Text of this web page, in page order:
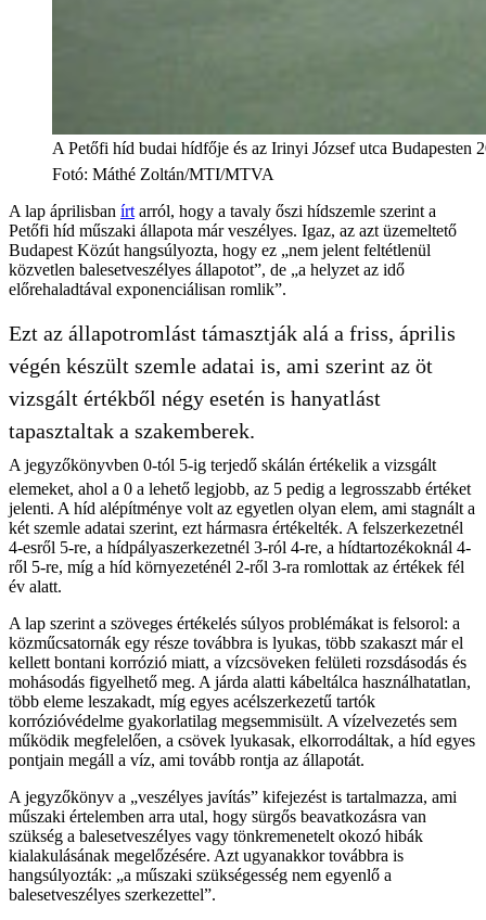
A Petőfi híd budai hídfője és az Irinyi József utca Budapesten
Fotó: Máthé Zoltán/MTI/MTVA
A lap áprilisban írt arról, hogy a tavaly őszi hídszemle szerint a
Petőfi híd műszaki állapota már veszélyes. Igaz, az azt üzemeltető
Budapest Közút hangsúlyozta, hogy ez „nem jelent feltétlenül
közvetlen balesetveszélyes állapotot”, de „a helyzet az idő
előrehaladtával exponenciálisan romlik”.
Ezt az állapotromlást támasztják alá a friss, április
végén készült szemle adatai is, ami szerint az öt
vizsgált értékből négy esetén is hanyatlást
tapasztaltak a szakemberek.
A jegyzőkönyvben 0-tól 5-ig terjedő skálán értékelik a vizsgált
elemeket, ahol a 0 a lehető legjobb, az 5 pedig a legrosszabb értéket
jelenti. A híd alépítménye volt az egyetlen olyan elem, ami stagnált a
két szemle adatai szerint, ezt hármasra értékelték. A felszerkezetnél
4-esről 5-re, a hídpályaszerkezetnél 3-ról 4-re, a hídtartozékoknál 4-
ről 5-re, míg a híd környezeténél 2-ről 3-ra romlottak az értékek fél
év alatt.
A lap szerint a szöveges értékelés súlyos problémákat is felsorol: a
közműcsatornák egy része továbbra is lyukas, több szakaszt már el
kellett bontani korrózió miatt, a vízcsöveken felületi rozsdásodás és
mohásodás figyelhető meg. A járda alatti kábeltálca használhatatlan,
több eleme leszakadt, míg egyes acélszerkezetű tartók
korrózióvédelme gyakorlatilag megsemmisült. A vízelvezetés sem
működik megfelelően, a csövek lyukasak, elkorrodáltak, a híd egyes
pontjain megáll a víz, ami tovább rontja az állapotát.
A jegyzőkönyv a „veszélyes javítás” kifejezést is tartalmazza, ami
műszaki értelemben arra utal, hogy sürgős beavatkozásra van
szükség a balesetveszélyes vagy tönkremenetelt okozó hibák
kialakulásának megelőzésére. Azt ugyanakkor továbbra is
hangsúlyozták: „a műszaki szükségesség nem egyenlő a
balesetveszélyes szerkezettel”.